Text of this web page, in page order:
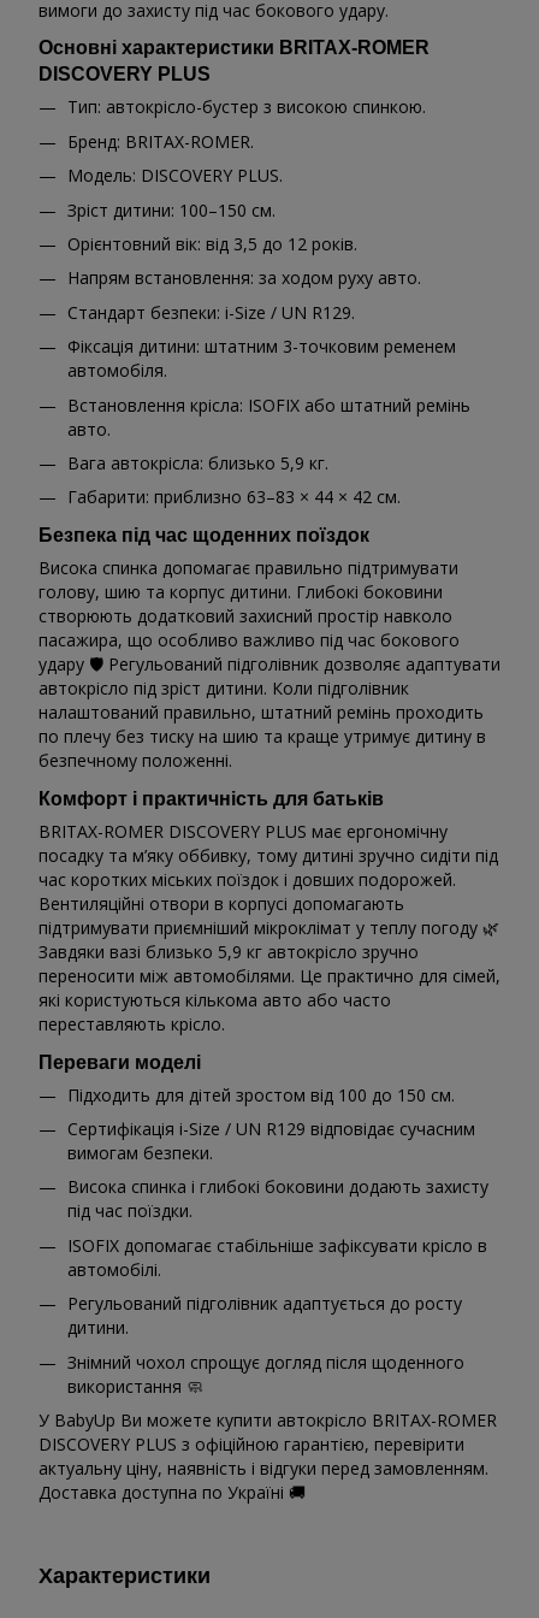
вимоги до захисту під час бокового удару.
Основні характеристики BRITAX-ROMER
DISCOVERY PLUS
Тип: автокрісло-бустер з високою спинкою.
Бренд: BRITAX-ROMER.
Модель: DISCOVERY PLUS.
Зріст дитини: 100–150 см.
Орієнтовний вік: від 3,5 до 12 років.
Напрям встановлення: за ходом руху авто.
Стандарт безпеки: i-Size / UN R129.
Фіксація дитини: штатним 3-точковим ременем
автомобіля.
Встановлення крісла: ISOFIX або штатний ремінь
авто.
Вага автокрісла: близько 5,9 кг.
Габарити: приблизно 63–83 × 44 × 42 см.
Безпека під час щоденних поїздок
Висока спинка допомагає правильно підтримувати
голову, шию та корпус дитини. Глибокі боковини
створюють додатковий захисний простір навколо
пасажира, що особливо важливо під час бокового
удару 🛡️ Регульований підголівник дозволяє адаптувати
автокрісло під зріст дитини. Коли підголівник
налаштований правильно, штатний ремінь проходить
по плечу без тиску на шию та краще утримує дитину в
безпечному положенні.
Комфорт і практичність для батьків
BRITAX-ROMER DISCOVERY PLUS має ергономічну
посадку та м’яку оббивку, тому дитині зручно сидіти під
час коротких міських поїздок і довших подорожей.
Вентиляційні отвори в корпусі допомагають
підтримувати приємніший мікроклімат у теплу погоду 🌿
Завдяки вазі близько 5,9 кг автокрісло зручно
переносити між автомобілями. Це практично для сімей,
які користуються кількома авто або часто
переставляють крісло.
Переваги моделі
Підходить для дітей зростом від 100 до 150 см.
Сертифікація i-Size / UN R129 відповідає сучасним
вимогам безпеки.
Висока спинка і глибокі боковини додають захисту
під час поїздки.
ISOFIX допомагає стабільніше зафіксувати крісло в
автомобілі.
Регульований підголівник адаптується до росту
дитини.
Знімний чохол спрощує догляд після щоденного
використання 🧼
У BabyUp Ви можете купити автокрісло BRITAX-ROMER
DISCOVERY PLUS з офіційною гарантією, перевірити
актуальну ціну, наявність і відгуки перед замовленням.
Доставка доступна по Україні 🚚
Характеристики